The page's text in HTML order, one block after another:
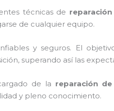
técnicas de
de cualquier equipo.
y seguros. El
superando así las
de la reparación
y pleno conocimiento.